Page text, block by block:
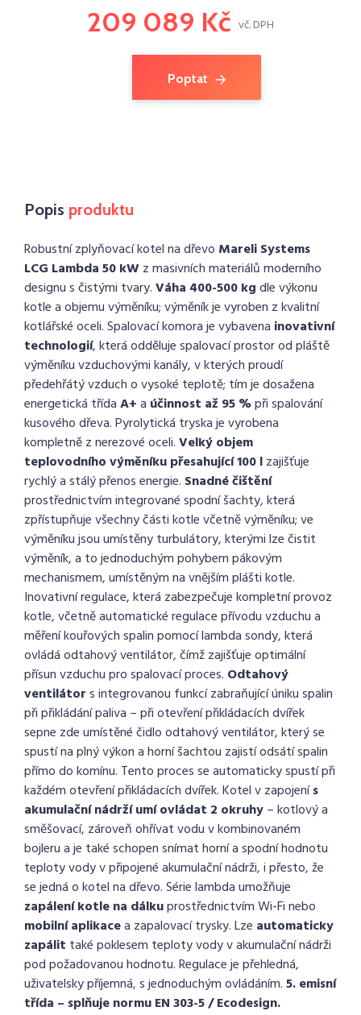
209 089 Kč vč. DPH
Poptat
Popis produktu
Robustní zplyňovací kotel na dřevo Mareli Systems
LCG Lambda 50 kW z masivních materiálů moderního
designu s čistými tvary.Váha 400-500 kgdle výkonu
kotle a objemu výměníku;výměník je vyroben z kvalitní
kotlářské oceli. Spalovací komora je vybavena inovativní
technologií, která odděluje spalovací prostor od pláště
výměníku vzduchovými kanály, v kterých proudí
předehřátý vzduch o vysoké teplotě; tím je dosažena
energetická třídaA+a účinnost až 95 %při spalování
kusového dřeva. Pyrolytická tryska je vyrobena
kompletně z nerezové oceli.Velký objem
teplovodního výměníku přesahující 100 lzajišťuje
rychlý a stálý přenos energie. Snadné čištění
prostřednictvím integrované spodní šachty, která
zpřístupňuje všechny části kotle včetně výměníku;ve
výměníku jsou umístěny turbulátory, kterými lze čistit
výměník, a to jednoduchým pohybem pákovým
mechanismem, umístěným na vnějším plášti kotle.
Inovativní regulace, která zabezpečuje kompletní provoz
kotle, včetně automatické regulace přívodu vzduchu a
měření kouřových spalin pomocí lambda sondy, která
ovládá odtahový ventilátor, čímž zajišťuje optimální
přísun vzduchu pro spalovací proces. Odtahový
ventilátors integrovanou funkcí zabraňující úniku spalin
při přikládání paliva – při otevření přikládacích dvířek
sepne zde umístěné čidlo odtahový ventilátor, který se
spustí na plný výkon a horní šachtou zajistí odsátí spalin
přímo do komínu. Tento proces se automaticky spustí při
každém otevření přikládacích dvířek. Kotel v zapojenís
akumulační nádrží umí ovládat 2 okruhy– kotlový a
směšovací, zároveň ohřívat vodu v kombinovaném
bojleru a je také schopen snímat horní a spodní hodnotu
teploty vody v připojené akumulační nádrži, i přesto, že
se jedná o kotel na dřevo. Série lambda umožňuje
zapálení kotle na dálkuprostřednictvím Wi-Fi nebo
mobilní aplikacea zapalovací trysky. Lze automaticky
zapálit také poklesem teploty vody v akumulační nádrži
pod požadovanou hodnotu. Regulace je přehledná,
uživatelsky příjemná, s jednoduchým ovládáním.5. emisní
třída – splňuje normu EN 303-5 / Ecodesign.